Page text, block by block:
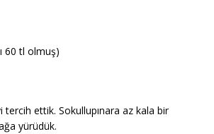
60 tl olmuş)
tercih ettik. Sokullupınara az kala bir
yürüdük.